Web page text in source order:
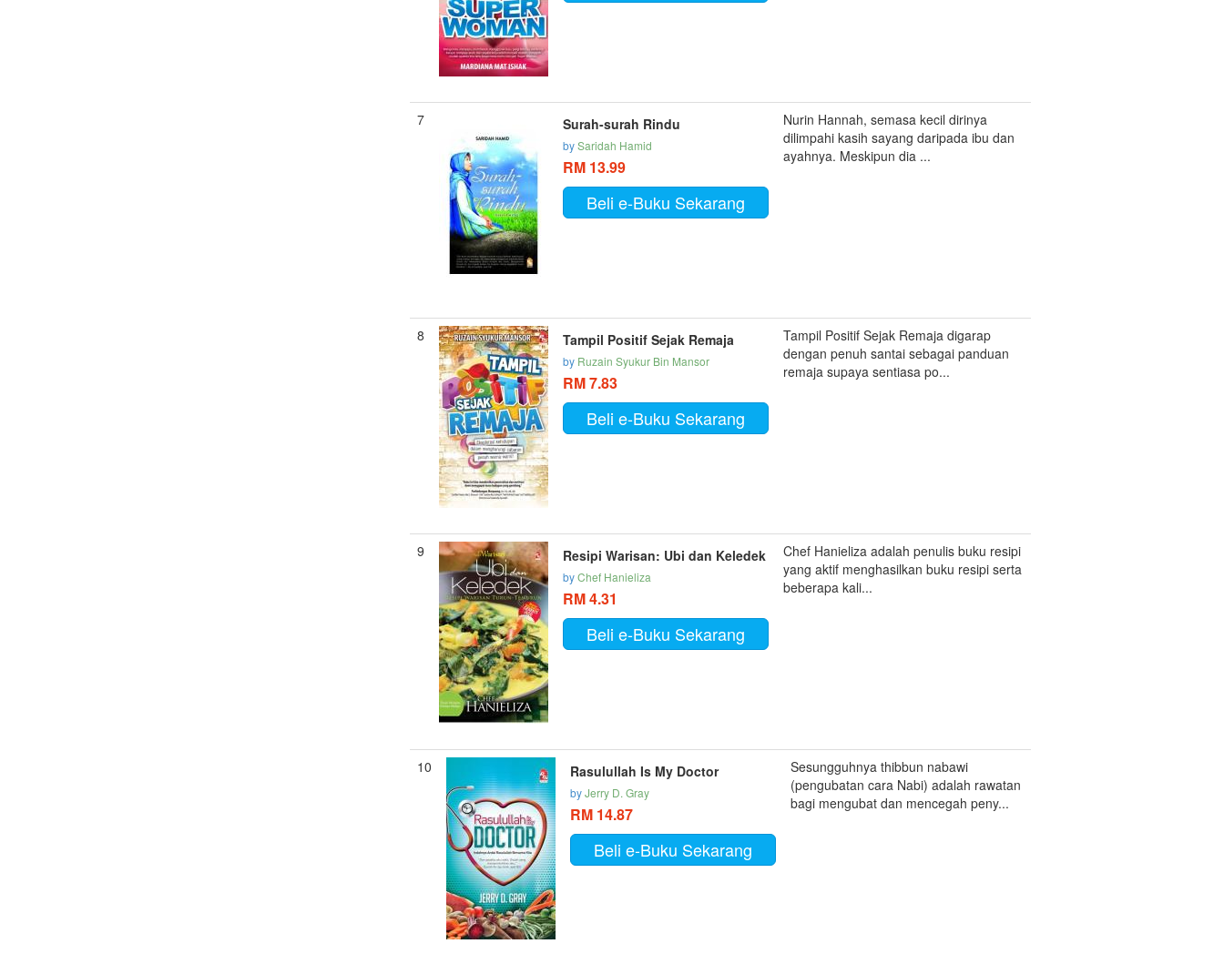
7 Surah-surah Rindu
bySaridah Hamid
RM 13.99
Beli e-Buku Sekarang
Nurin Hannah, semasa kecil dirinya
dilimpahi kasih sayang daripada ibu dan
ayahnya. Meskipun dia ...
8 Tampil Positif Sejak Remaja
by Ruzain Syukur Bin Mansor
RM 7.83
Beli e-Buku Sekarang
Tampil Positif Sejak Remaja digarap
dengan penuh santai sebagai panduan
remaja supaya sentiasa po...
9 Resipi Warisan: Ubi dan Keledek
byChef Hanieliza
RM 4.31
Beli e-Buku Sekarang
Chef Hanieliza adalah penulis buku resipi
yang aktif menghasilkan buku resipi serta
beberapa kali...
10 Rasulullah Is My Doctor
byJerry D. Gray
RM 14.87
Beli e-Buku Sekarang
Sesungguhnya thibbun nabawi
(pengubatan cara Nabi) adalah rawatan
bagi mengubat dan mencegah peny...